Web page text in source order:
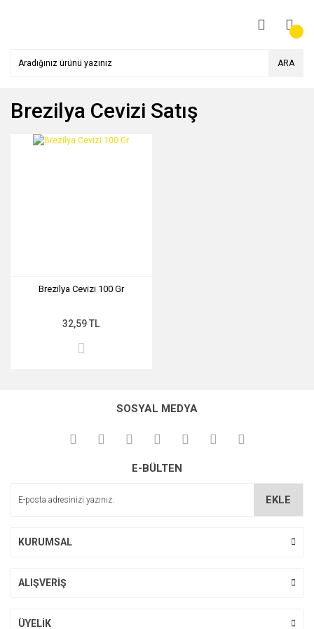
ARA
Brezilya Cevizi Satış
Brezilya Cevizi 100 Gr
32,59 TL
SOSYAL MEDYA
E-BÜLTEN
EKLE
KURUMSAL
ALIŞVERİŞ
ÜYELİK